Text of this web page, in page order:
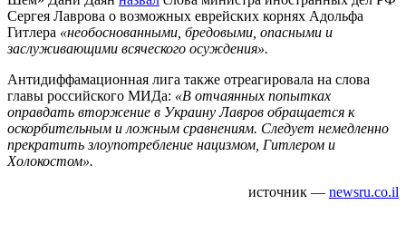
Сергея Лаврова о возможных еврейских корнях Адольфа
Гитлера «необоснованными, бредовыми, опасными и
заслуживающими всяческого осуждения».
Антидиффамационная лига также отреагировала на слова
главы российского МИДа: «В отчаянных попытках
оправдать вторжение в Украину Лавров обращается к
оскорбительным и ложным сравнениям. Следует немедленно
прекратить злоупотребление нацизмом, Гитлером и
Холокостом».
источник — newsru.co.il